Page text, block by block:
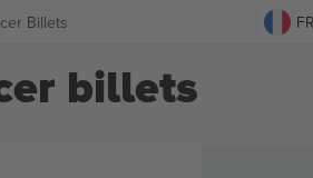
Billets FR
billets